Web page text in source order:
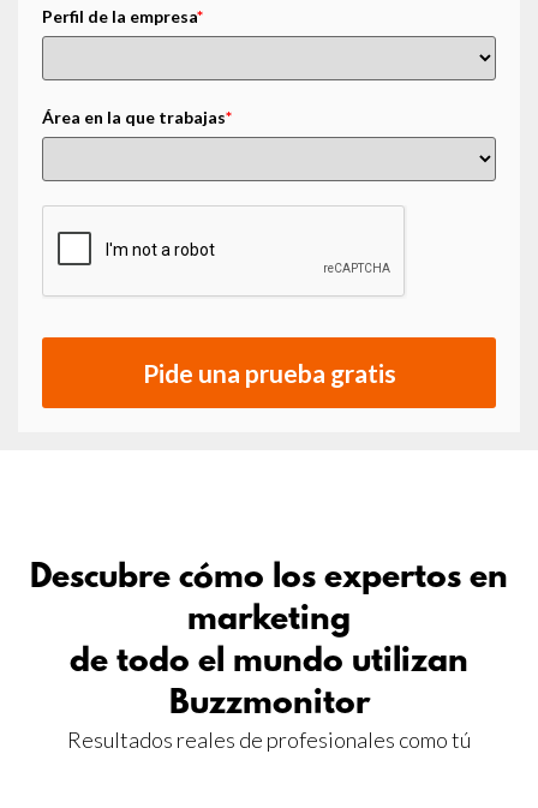
Perfil de la empresa*
Área en la que trabajas*
Pide una prueba gratis
Descubre cómo los expertos en
marketing
de todo el mundo utilizan
Buzzmonitor
Resultados reales de profesionales como tú